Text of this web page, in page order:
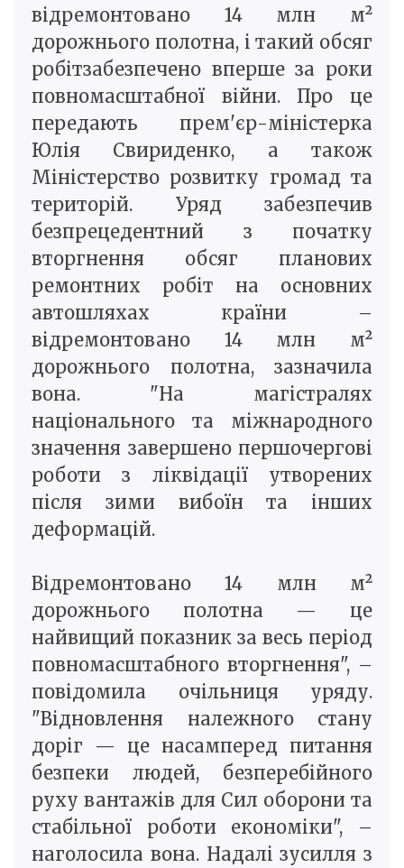
відремонтовано 14 млн м²
дорожнього полотна, і такий обсяг
робітзабезпечено вперше за роки
повномасштабної війни. Про це
передають прем'єр-міністерка
Юлія Свириденко, а також
Міністерство розвитку громад та
територій. Уряд забезпечив
безпрецедентний з початку
вторгнення обсяг планових
ремонтних робіт на основних
автошляхах країни –
відремонтовано 14 млн м²
дорожнього полотна, зазначила
вона. "На магістралях
національного та міжнародного
значення завершено першочергові
роботи з ліквідації утворених
після зими вибоїн та інших
деформацій.
Відремонтовано 14 млн м²
дорожнього полотна — це
найвищий показник за весь період
повномасштабного вторгнення", –
повідомила очільниця уряду.
"Відновлення належного стану
доріг — це насамперед питання
безпеки людей, безперебійного
руху вантажів для Сил оборони та
стабільної роботи економіки", –
наголосила вона. Надалі зусилля з